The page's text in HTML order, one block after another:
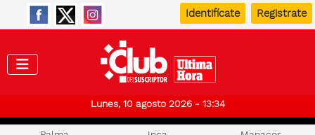
Identifícate Registrate
Lunes, 10 agosto 2026 - 13:34